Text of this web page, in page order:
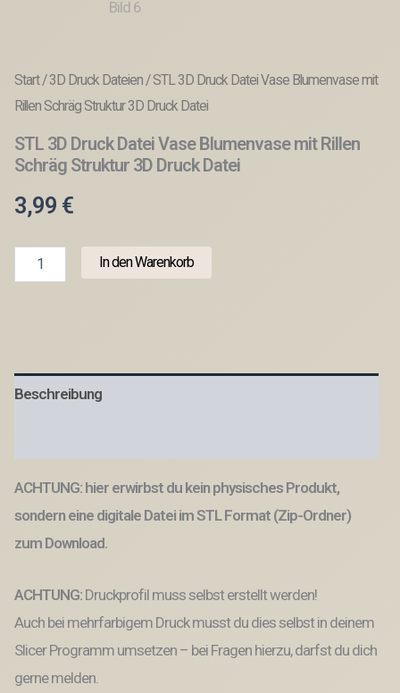
Start/3D Druck Dateien/ STL 3D Druck Datei Vase Blumenvase mit
Rillen Schräg Struktur 3D Druck Datei
STL 3D Druck Datei Vase Blumenvase mit Rillen
Schräg Struktur 3D Druck Datei
3,99 €
Rillen
Schräg
Menge
In den Warenkorb
Beschreibung
ACHTUNG: hier erwirbst du kein physisches Produkt,
sondern eine digitale Datei im STL Format (Zip-Ordner)
zum Download.
ACHTUNG: Druckprofil muss selbst erstellt werden!
Auch bei mehrfarbigem Druck musst du dies selbst in deinem
Slicer Programm umsetzen – bei Fragen hierzu, darfst du dich
gerne melden.